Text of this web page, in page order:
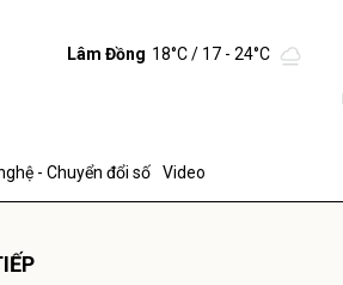
Lâm Đồng 18°C/ 17 - 24°C
- Chuyển đổi số Video